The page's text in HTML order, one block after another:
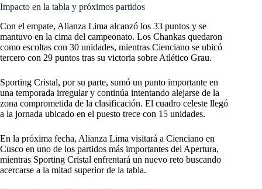
Impacto en la tabla y próximos partidos
Con el empate, Alianza Lima alcanzó los 33 puntos y se
mantuvo en la cima del campeonato. Los Chankas quedaron
como escoltas con 30 unidades, mientras Cienciano se ubicó
tercero con 29 puntos tras su victoria sobre Atlético Grau.
Sporting Cristal, por su parte, sumó un punto importante en
una temporada irregular y continúa intentando alejarse de la
zona comprometida de la clasificación. El cuadro celeste llegó
a la jornada ubicado en el puesto trece con 15 unidades.
En la próxima fecha, Alianza Lima visitará a Cienciano en
Cusco en uno de los partidos más importantes del Apertura,
mientras Sporting Cristal enfrentará un nuevo reto buscando
acercarse a la mitad superior de la tabla.